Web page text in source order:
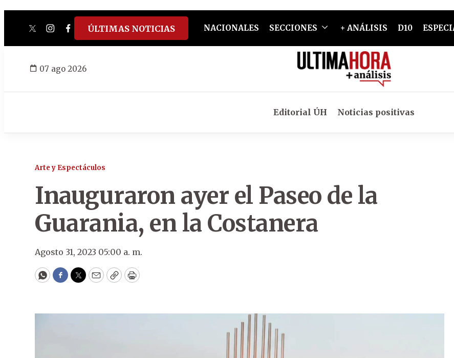
twitterinstagram
facebook
tiktokyoutube
spotify
ÚLTIMAS NOTICIAS NACIONALES SECCIONES + ANÁLISIS D10
07 ago 2026
Editorial ÚH Noticias positivas
Arte y Espectáculos
Inauguraron ayer el Paseo de la
Guarania, en la Costanera
Agosto 31, 2023 05:00 a. m.
WhatsApp
Facebook
Twitter
EmailCopyPrint